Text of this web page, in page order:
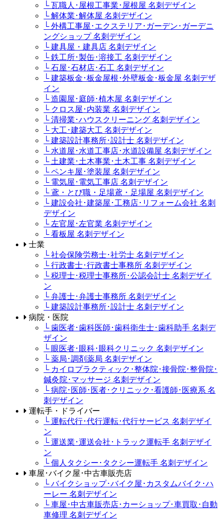
└ 瓦職人･屋根工事業･屋根屋 名刺デザイン
└ 解体業･解体屋 名刺デザイン
└ 外構工事屋･エクステリア･ガーデン･ガーデニ
ングショップ 名刺デザイン
└ 建具屋・建具店 名刺デザイン
└ 鉄工所･製缶･溶接工 名刺デザイン
└ 石屋･石材店･石工 名刺デザイン
└ 建築板金･板金屋根･外壁板金･板金屋 名刺デザ
イン
└ 造園屋･庭師･植木屋 名刺デザイン
└ クロス屋･内装業 名刺デザイン
└ 清掃業･ハウスクリーニング 名刺デザイン
└ 大工･建築大工 名刺デザイン
└ 建築設計事務所･設計士 名刺デザイン
└ 水道屋･水道工事店･水道設備屋 名刺デザイン
└ 土建業･土木事業･土木工事 名刺デザイン
└ ペンキ屋･塗装屋 名刺デザイン
└ 電気屋･電気工事店 名刺デザイン
└ 鳶・とび職・足場鳶・足場屋 名刺デザイン
└ 建設会社･建築屋･工務店･リフォーム会社 名刺
デザイン
└ 左官屋･左官業 名刺デザイン
└ 看板屋 名刺デザイン
士業
└ 社会保険労務士･社労士 名刺デザイン
└ 行政書士･行政書士事務所 名刺デザイン
└ 税理士･税理士事務所･公認会計士 名刺デザイ
ン
└ 弁護士･弁護士事務所 名刺デザイン
└ 建築設計事務所･設計士 名刺デザイン
病院・医院
└ 歯医者･歯科医師･歯科衛生士･歯科助手 名刺デ
ザイン
└ 眼医者･眼科･眼科クリニック 名刺デザイン
└ 薬局･調剤薬局 名刺デザイン
└ カイロプラクティック･整体院･接骨院･整骨院･
鍼灸院･マッサージ 名刺デザイン
└ 病院･医師･医者･クリニック･看護師･医療系 名
刺デザイン
運転手・ドライバー
└ 運転代行･代行運転･代行サービス 名刺デザイ
ン
└ 運送業･運送会社･トラック運転手 名刺デザイ
ン
└ 個人タクシー･タクシー運転手 名刺デザイン
車屋･バイク屋･中古車販売店
└ バイクショップ･バイク屋･カスタムバイク･ハ
ーレー 名刺デザイン
└ 車屋･中古車販売店･カーショップ･車買取･自動
車修理 名刺デザイン